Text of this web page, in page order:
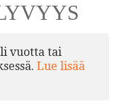
vuotta tai
Lue lisää